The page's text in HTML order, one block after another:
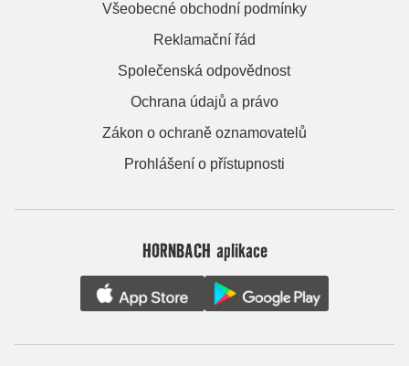
Všeobecné obchodní podmínky
Reklamační řád
Společenská odpovědnost
Ochrana údajů a právo
Zákon o ochraně oznamovatelů
Prohlášení o přístupnosti
HORNBACH aplikace